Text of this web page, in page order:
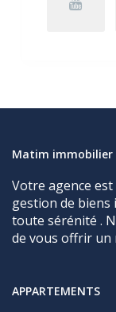
Matim immobilier
Votre agence
gestion de
toute sérénité .
de vous offrir un
APPARTEMENTS